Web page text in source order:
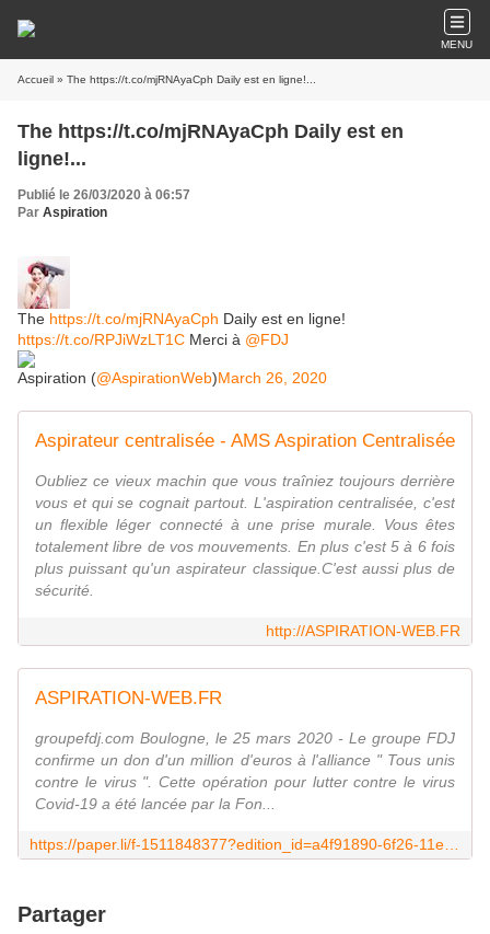
MENU
Accueil » The https://t.co/mjRNAyaCph Daily est en ligne!...
The https://t.co/mjRNAyaCph Daily est en
ligne!...
Publié le 26/03/2020 à 06:57
Par Aspiration
The https://t.co/mjRNAyaCph Daily est en ligne!
https://t.co/RPJiWzLT1C Merci à @FDJ
Aspiration (@AspirationWeb)March 26, 2020
Aspirateur centralisée - AMS Aspiration Centralisée
Oubliez ce vieux machin que vous traîniez toujours derrière
vous et qui se cognait partout. L'aspiration centralisée, c'est
un flexible léger connecté à une prise murale. Vous êtes
totalement libre de vos mouvements. En plus c'est 5 à 6 fois
plus puissant qu'un aspirateur classique.C'est aussi plus de
sécurité.
http://ASPIRATION-WEB.FR
ASPIRATION-WEB.FR
groupefdj.com Boulogne, le 25 mars 2020 - Le groupe FDJ
confirme un don d'un million d'euros à l'alliance " Tous unis
contre le virus ". Cette opération pour lutter contre le virus
Covid-19 a été lancée par la Fon...
Partager